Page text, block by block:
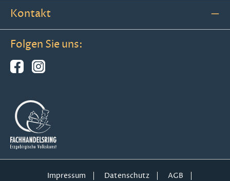
Kontakt
Folgen Sie uns:
Impressum Datenschutz
AGB